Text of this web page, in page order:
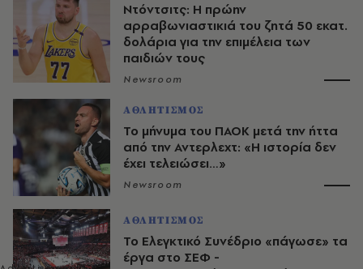
Ντόντσιτς: Η πρώην
αρραβωνιαστικιά του ζητά 50 εκατ.
δολάρια για την επιμέλεια των
παιδιών τους
Newsroom
ΑΘΛΗΤΙΣΜΟΣ
Το μήνυμα του ΠΑΟΚ μετά την ήττα
από την Αντερλεχτ: «Η ιστορία δεν
έχει τελειώσει…»
Newsroom
ΑΘΛΗΤΙΣΜΟΣ
Το Ελεγκτικό Συνέδριο «πάγωσε» τα
έργα στο ΣΕΦ -